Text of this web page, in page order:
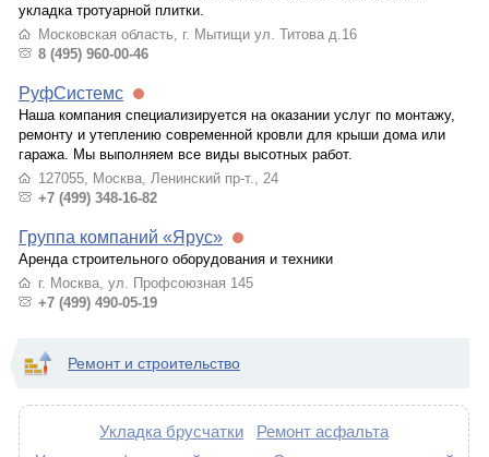
укладка тротуарной плитки.
Московская область, г. Мытищи ул. Титова д.16
8 (495) 960-00-46
РуфСистемс
Наша компания специализируется на оказании услуг по монтажу,
ремонту и утеплению современной кровли для крыши дома или
гаража. Мы выполняем все виды высотных работ.
127055, Москва, Ленинский пр-т., 24
+7 (499) 348-16-82
Группа компаний «Ярус»
Аренда строительного оборудования и техники
г. Москва, ул. Профсоюзная 145
+7 (499) 490-05-19
Ремонт и строительство
Укладка брусчатки
Ремонт асфальта